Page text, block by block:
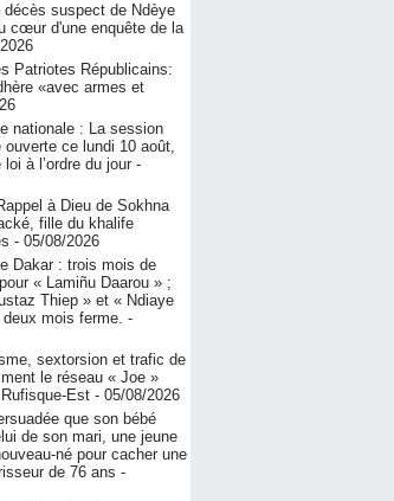
décès suspect de Ndèye
cœur d'une enquête de la
Patriotes Républicains:
«avec armes et
nationale : La session
ouverte ce lundi 10 août,
à l’ordre du jour -
à Dieu de Sokhna
fille du khalife
- 05/08/2026
Dakar : trois mois de
« Lamiñu Daarou » ;
Thiep » et « Ndiaye
mois ferme. -
sextorsion et trafic de
le réseau « Joe »
Rufisque-Est - 05/08/2026
que son bébé
de son mari, une jeune
né pour cacher une
de 76 ans -